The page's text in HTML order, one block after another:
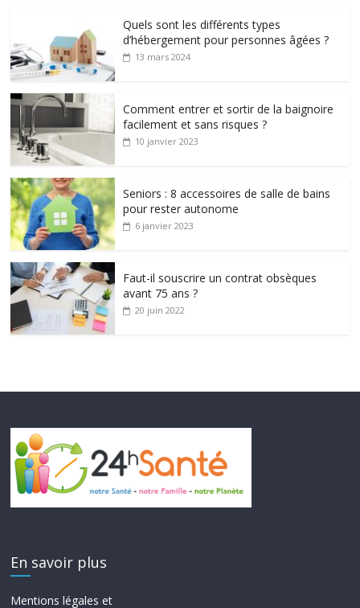
Quels sont les différents types
d’hébergement pour personnes âgées ?
13 mars 2024
Comment entrer et sortir de la baignoire
facilement et sans risques ?
10 janvier 2023
Seniors : 8 accessoires de salle de bains
pour rester autonome
6 janvier 2023
Faut-il souscrire un contrat obsèques
avant 75 ans ?
20 juin 2022
En savoir plus
Mentions légales et